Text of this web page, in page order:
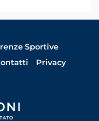
Sportive
Privacy